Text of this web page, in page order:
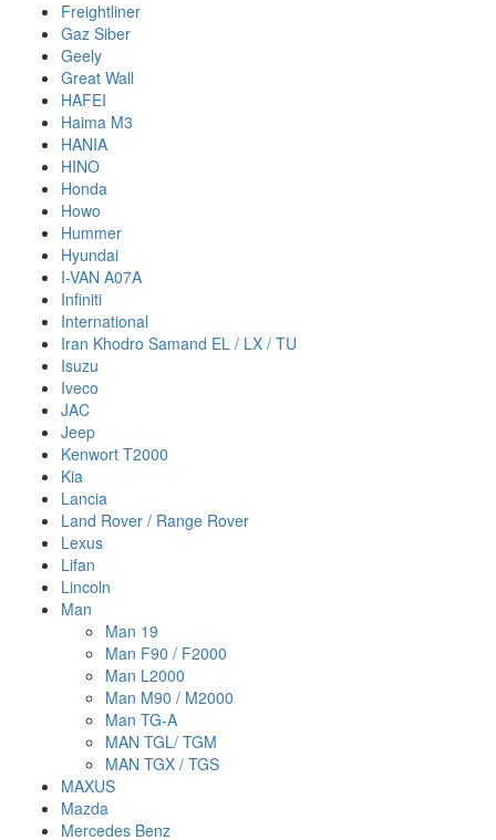
Freightliner
Gaz Siber
Geely
Great Wall
HAFEI
Haima M3
HANIA
HINO
Honda
Howo
Hummer
Hyundai
I-VAN A07A
Infiniti
International
Iran Khodro Samand EL / LX / TU
Isuzu
Iveco
JAC
Jeep
Kenwort T2000
Kia
Lancia
Land Rover / Range Rover
Lexus
Lifan
Lincoln
Man
Man 19
Man F90 / F2000
Man L2000
Man M90 / M2000
Man TG-A
MAN TGL/ TGM
MAN TGX / TGS
MAXUS
Mazda
Mercedes Benz